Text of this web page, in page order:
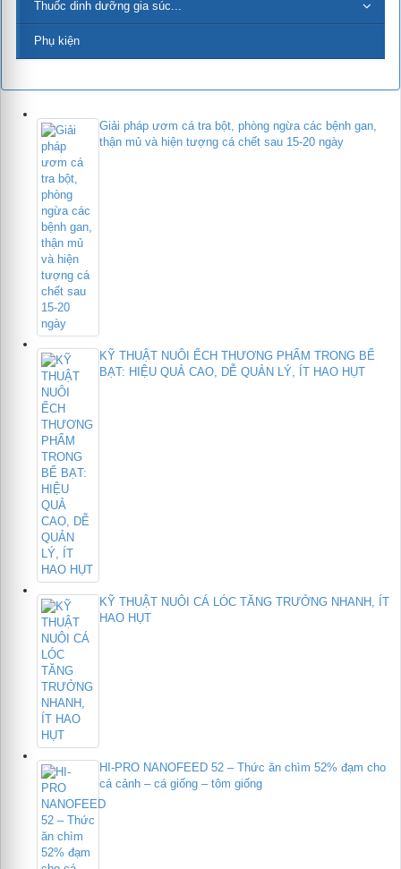
Thuốc dinh dưỡng gia súc...
Phụ kiện
Giải pháp ươm cá tra bột, phòng ngừa các bệnh gan,
thận mủ và hiện tượng cá chết sau 15-20 ngày
KỸ THUẬT NUÔI ẾCH THƯƠNG PHẨM TRONG BỂ
BẠT: HIỆU QUẢ CAO, DỄ QUẢN LÝ, ÍT HAO HỤT
KỸ THUẬT NUÔI CÁ LÓC TĂNG TRƯỞNG NHANH, ÍT
HAO HỤT
HI-PRO NANOFEED 52 – Thức ăn chìm 52% đạm cho
cá cảnh – cá giống – tôm giống